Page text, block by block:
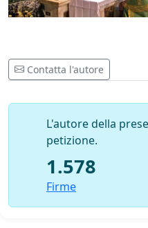
Contatta l'autore
L'autore della
petizione.
1.578
Firme